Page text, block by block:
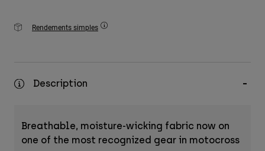
Rendements simples
Description
Breathable, moisture-wicking fabric now on
one of the most recognized gear in motocross